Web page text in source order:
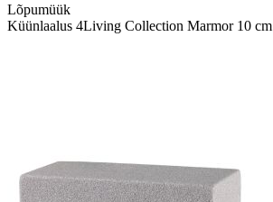
Lõpumüük
Küünlaalus 4Living Collection Marmor 10 cm